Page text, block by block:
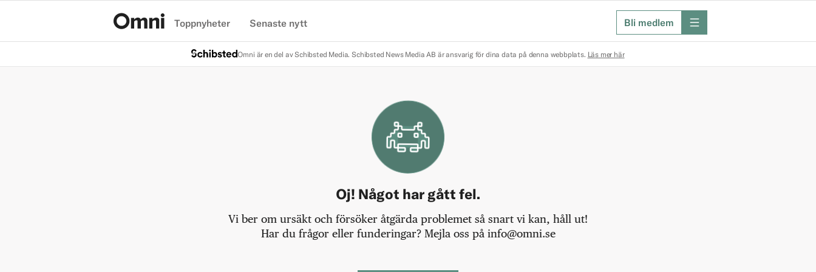
Toppnyheter Senaste nytt Bli medlem meny
Omni är en del av Schibsted Media. Schibsted News Media AB är ansvarig för dina data på denna webbplats. Läs mer här
Oj! Något har gått fel.
Vi ber om ursäkt och försöker åtgärda problemet så snart vi kan, håll ut!
Har du frågor eller funderingar? Mejla oss på info@omni.se